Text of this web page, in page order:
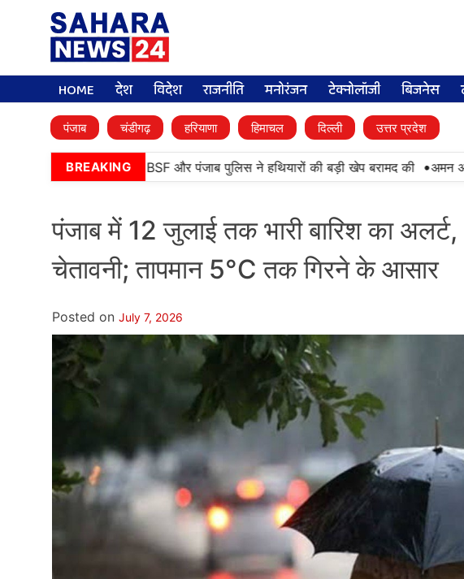
HOME देश विदेश राजनीति मनोरंजन टेक्नोलॉजी बिजनेस
पंजाब चंडीगढ़ हरियाणा हिमाचल दिल्ली उत्तर प्रदेश
BREAKING
में बड़ी कामयाबी, BSF और पंजाब पुलिस ने हथियारों की बड़ी खेप बरामद की •अमन
पंजाब में 12 जुलाई तक भारी बारिश का
चेतावनी; तापमान 5°C तक गिरने के आसार
Posted on July 7, 2026